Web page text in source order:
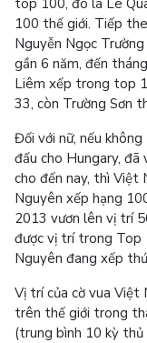
top 100, đó là Lê
100 thế giới. Tiếp
Nguyễn Ngọc
gần 6 năm, đến
Liêm xếp trong top
33, còn Trường Sơn
Đối với nữ, nếu
đấu cho Hungary,
cho đến nay, thì Việt
Nguyên xếp hạng
2013 vươn lên vị trí
được vị trí trong Top
Nguyên đang xếp
Vị trí của cờ vua Việt
trên thế giới trong
(trung bình 10 kỳ